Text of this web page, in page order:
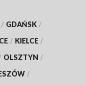
/ GDAŃSK /
/ KIELCE /
OLSZTYN /
/